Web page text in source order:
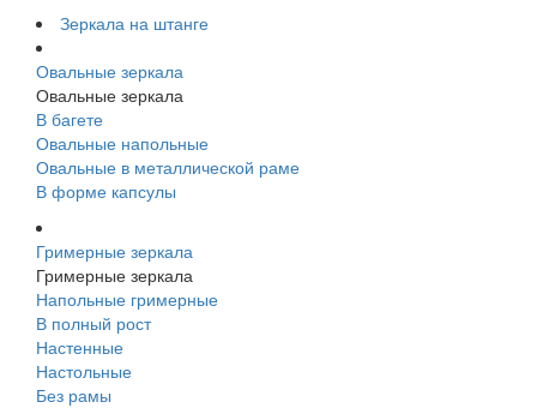
Зеркала на штанге
Овальные зеркала
Овальные зеркала
В багете
Овальные напольные
Овальные в металлической раме
В форме капсулы
Гримерные зеркала
Гримерные зеркала
Напольные гримерные
В полный рост
Настенные
Настольные
Без рамы